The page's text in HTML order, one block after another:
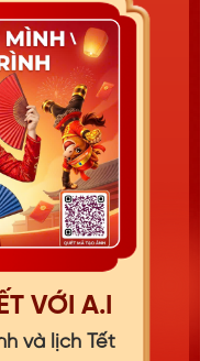
VỚI A.I
và lịch Tết